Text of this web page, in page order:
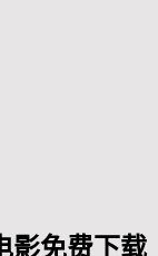
影免费下载